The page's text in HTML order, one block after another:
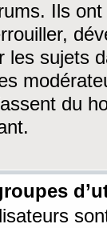
Ils ont
les sujets
du